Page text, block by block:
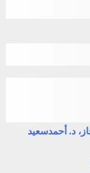
د. أحمدسعيد